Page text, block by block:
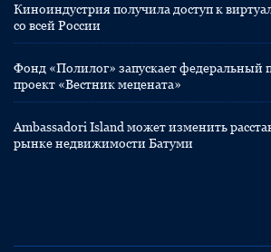
Киноиндустрия получила доступ к
со всей России
Фонд «Полилог» запускает федеральный
проект «Вестник мецената»
Ambassadori Island может изменить
рынке недвижимости Батуми